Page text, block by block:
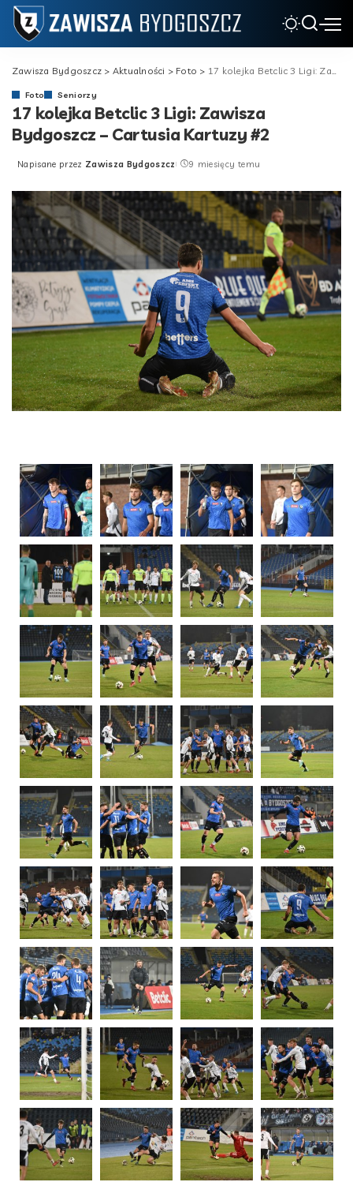
Zawisza Bydgoszcz > Aktualności > Foto > 17 kolejka Betclic 3 Ligi: Zawisza Bydgoszcz – Cartusia Kartuzy #2
Foto Seniorzy
17 kolejka Betclic 3 Ligi: Zawisza
Bydgoszcz – Cartusia Kartuzy #2
Napisane przez Zawisza Bydgoszcz 9 miesięcy temu